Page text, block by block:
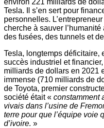
Tesla. Il s’en sert pour
personnelles.
cherche à sauver
des fusées, des tunnels et
Tesla, longtemps déficitaire,
succès industriel et
milliards de dollars en 2021
immense (710 milliards de
de Toyota, premier
société était « constamment
vivais dans l’usine de
terre pour que l’équipe voie
d’ivoire. »